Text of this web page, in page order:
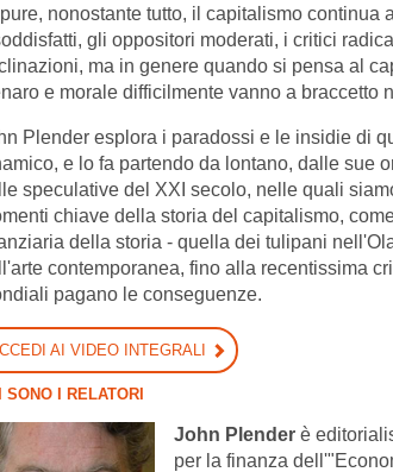
nonostante tutto, il capitalismo
gli oppositori moderati, i critici
ma in genere quando si pensa al
e morale difficilmente vanno a braccetto
Plender esplora i paradossi e le insidie di
e lo fa partendo da lontano, dalle sue
speculative del XXI secolo, nelle quali
chiave della storia del capitalismo,
della storia - quella dei tulipani
contemporanea, fino alla recentissima
pagano le conseguenze.
AI VIDEO INTEGRALI
SONO I RELATORI
John Plenderè
per la finanza